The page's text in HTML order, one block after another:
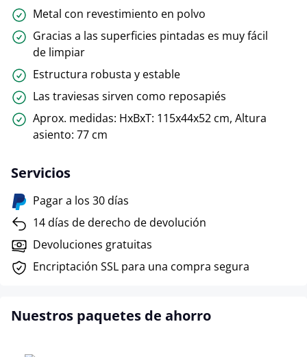
Metal con revestimiento en polvo
Gracias a las superficies pintadas es muy fácil
de limpiar
Estructura robusta y estable
Las traviesas sirven como reposapiés
Aprox. medidas: HxBxT: 115x44x52 cm, Altura
asiento: 77 cm
Servicios
Pagar a los 30 días
14 días de derecho de devolución
Devoluciones gratuitas
Encriptación SSL para una compra segura
Nuestros paquetes de ahorro